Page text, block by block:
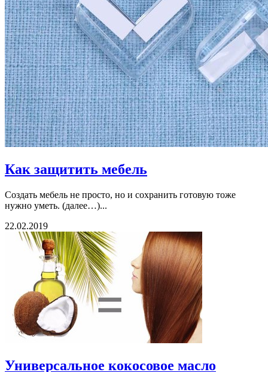
Как защитить мебель
Создать мебель не просто, но и сохранить готовую тоже
нужно уметь. (далее…)...
22.02.2019
Универсальное кокосовое масло